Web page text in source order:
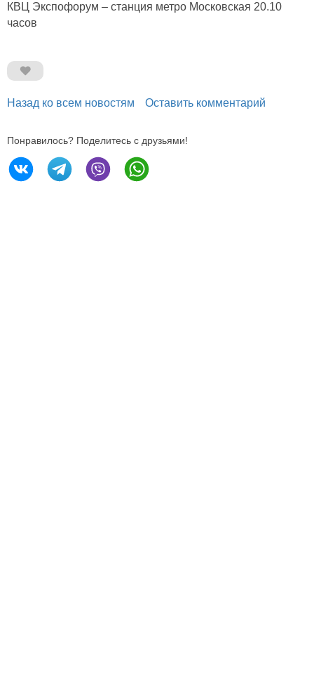
КВЦ Экспофорум – станция метро Московская 20.10
часов
Назад ко всем новостям Оставить комментарий
Понравилось? Поделитесь с друзьями!